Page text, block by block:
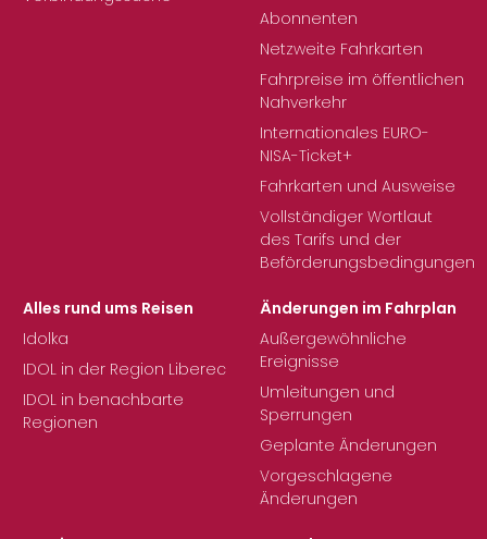
Abonnenten
Netzweite Fahrkarten
Fahrpreise im öffentlichen
Nahverkehr
Internationales EURO-
NISA-Ticket+
Fahrkarten und Ausweise
Vollständiger Wortlaut
des Tarifs und der
Beförderungsbedingungen
Alles rund ums Reisen
Idolka
IDOL in der Region Liberec
IDOL in benachbarte
Regionen
Änderungen im Fahrplan
Außergewöhnliche
Ereignisse
Umleitungen und
Sperrungen
Geplante Änderungen
Vorgeschlagene
Änderungen